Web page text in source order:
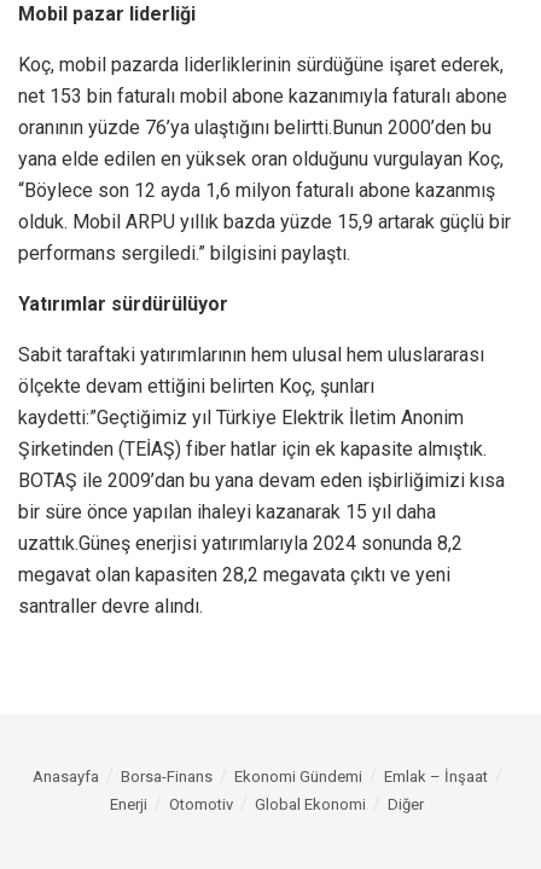
Mobil pazar liderliği
Koç, mobil pazarda liderliklerinin sürdüğüne işaret ederek,
net 153 bin faturalı mobil abone kazanımıyla faturalı abone
oranının yüzde 76’ya ulaştığını belirtti.Bunun 2000’den bu
yana elde edilen en yüksek oran olduğunu vurgulayan Koç,
“Böylece son 12 ayda 1,6 milyon faturalı abone kazanmış
olduk. Mobil ARPU yıllık bazda yüzde 15,9 artarak güçlü bir
performans sergiledi.” bilgisini paylaştı.
Yatırımlar sürdürülüyor
Sabit taraftaki yatırımlarının hem ulusal hem uluslararası
ölçekte devam ettiğini belirten Koç, şunları
kaydetti:”Geçtiğimiz yıl Türkiye Elektrik İletim Anonim
Şirketinden (TEİAŞ) fiber hatlar için ek kapasite almıştık.
BOTAŞ ile 2009’dan bu yana devam eden işbirliğimizi kısa
bir süre önce yapılan ihaleyi kazanarak 15 yıl daha
uzattık.Güneş enerjisi yatırımlarıyla 2024 sonunda 8,2
megavat olan kapasiten 28,2 megavata çıktı ve yeni
santraller devre alındı.
Anasayfa Borsa-Finans Ekonomi Gündemi
Emlak – İnşaat
Enerji
Otomotiv Global Ekonomi Diğer